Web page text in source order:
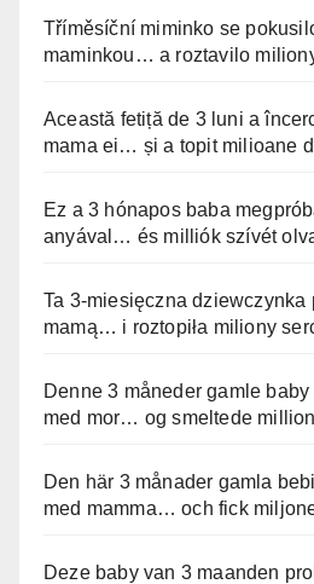
Tříměsíční miminko se
maminkou… a roztavilo
Această fetiță de 3 luni a
mama ei… și a topit milioane
Ez a 3 hónapos baba
anyával… és milliók szívét
Ta 3-miesięczna dziewczynka
mamą… i roztopiła miliony
Denne 3 måneder gamle
med mor… og smeltede
Den här 3 månader gamla
med mamma… och fick
Deze baby van 3 maanden